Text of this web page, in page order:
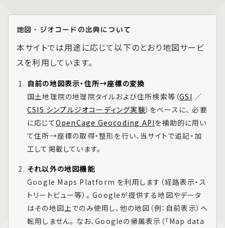
地図・ジオコードの出典について
本サイトでは用途に応じて以下のとおり地図サービ
スを利用しています。
自前の地図表示・住所→座標の変換
国土地理院の地理院タイルおよび住所検索等（GSI ／
CSIS シンプルジオコーディング実験）をベースに、 必要
に応じてOpenCage Geocoding APIを補助的に用い
て住所→座標の取得・整形を行い、当サイトで追記・加
工して掲載しています。
それ以外の地図機能
Google Maps Platform を利用します（経路表示・ス
トリートビュー等）。 Googleが提供する地図やデータ
はその地図上でのみ使用し、他の地図（例：自前表示）へ
転用しません。 なお、Googleの帰属表示（「Map data